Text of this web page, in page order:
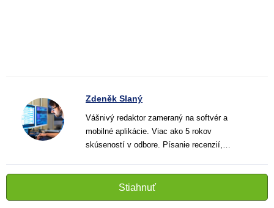
Zdeněk Slaný
Vášnivý redaktor zameraný na softvér a
mobilné aplikácie. Viac ako 5 rokov
skúseností v odbore. Písanie recenzií,
informatívnych textov, ktoré pomáhajú
čitateľom lepšie porozumieť a využiť moderné
technológie.
Stiahnuť